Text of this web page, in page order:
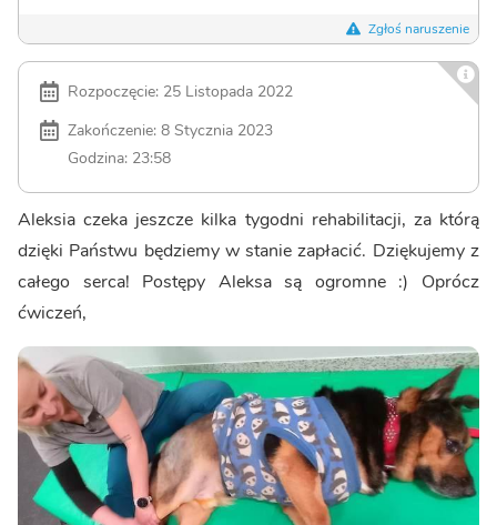
Zgłoś naruszenie
Rozpoczęcie: 25 Listopada 2022
Zakończenie: 8 Stycznia 2023
Godzina: 23:58
Aleksia czeka jeszcze kilka tygodni rehabilitacji, za którą
dzięki Państwu będziemy w stanie zapłacić. Dziękujemy z
całego serca! Postępy Aleksa są ogromne :) Oprócz
ćwiczeń,